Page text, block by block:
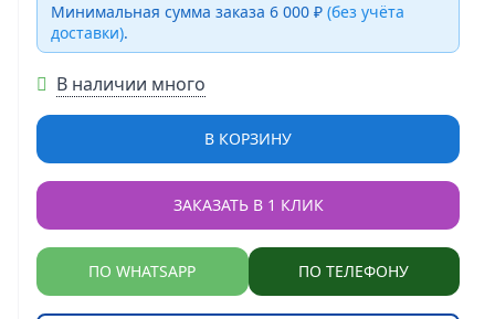
Минимальная сумма заказа 6 000 ₽ (без учёта
доставки).
В наличии много
В КОРЗИНУ
ЗАКАЗАТЬ В 1 КЛИК
ПО WHATSAPP ПО ТЕЛЕФОНУ